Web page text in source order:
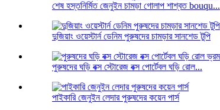
শেষ হস্তনির্মিত জেনুইন চামড়া গোলাপ শাশ্বত bouqu...
দুজিয়াং ওয়েস্টার্ন ডেনিম পুরুষদের চামড়ার সানশেড টুপি
পুরুষদের ঘড়ি বক্স স্টোরেজ বক্স পোর্টেবল ঘড়ি রোল...
পাইকারি জেনুইন লেদার পুরুষদের কয়েন পার্স